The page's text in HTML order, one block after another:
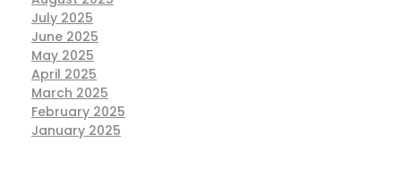
July 2025
June 2025
May 2025
April 2025
March 2025
February 2025
January 2025